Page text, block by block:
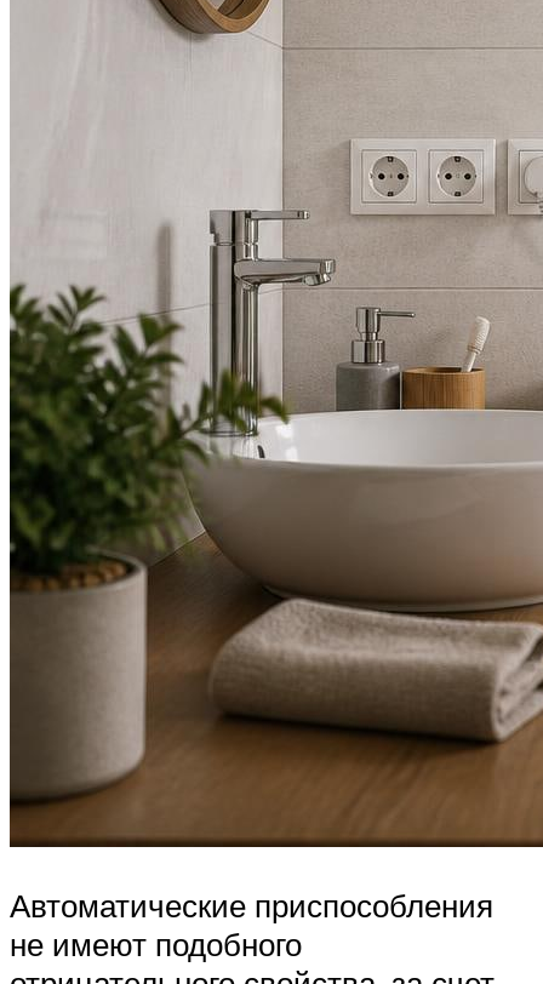
Автоматические приспособления
не имеют подобного